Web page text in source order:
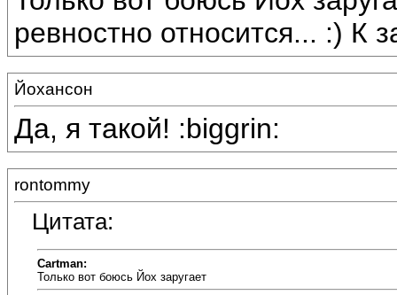
ревностно относится... :) К
Йохансон
Да, я такой! :biggrin:
rontommy
Цитата:
Cartman:
Только вот боюсь Йох заругает